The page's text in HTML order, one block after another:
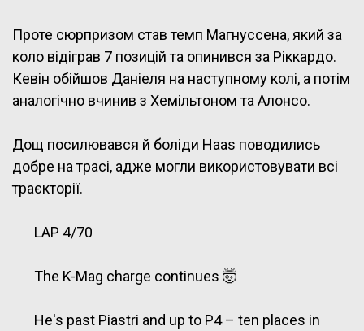
Проте сюрпризом став темп Магнуссена, який за
коло відіграв 7 позицій та опинився за Ріккардо.
Кевін обійшов Даніеля на наступному колі, а потім
аналогічно вчинив з Хемільтоном та Алонсо.
Дощ посилювався й боліди Haas поводились
добре на трасі, адже могли використовувати всі
траєкторії.
LAP 4/70
The K-Mag charge continues 🤯
He's past Piastri and up to P4 – ten places in